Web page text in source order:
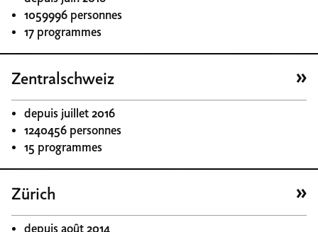
1059996 personnes
17 programmes
Zentralschweiz
depuis juillet 2016
1240456 personnes
15 programmes
Zürich